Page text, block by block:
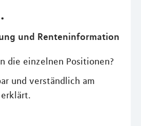
und Renteninformation
die einzelnen Positionen?
und verständlich am